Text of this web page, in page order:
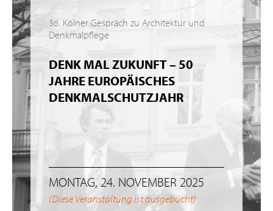
36. Kölner Gespräch zu Architektur und
Denkmalpflege
DENK MAL ZUKUNFT – 50
JAHRE EUROPÄISCHES
DENKMALSCHUTZJAHR
MONTAG, 24. NOVEMBER 2025
(Diese Veranstaltung ist ausgebucht)